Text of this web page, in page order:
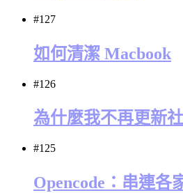
#127
如何清潔 Macbook
#126
為什麼我不再更新
#125
Opencode：串連各